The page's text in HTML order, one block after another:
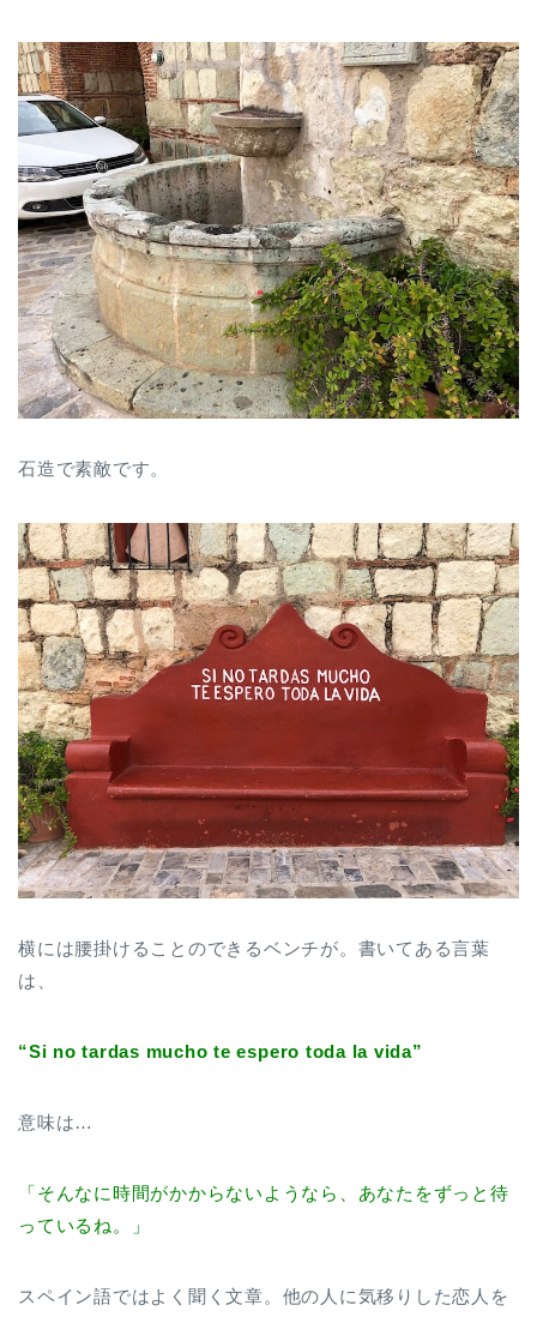
石造で素敵です。
横には腰掛けることのできるベンチが。書いてある言葉
は、
“Si no tardas mucho te espero toda la vida”
意味は…
「そんなに時間がかからないようなら、あなたをずっと待
っているね。」
スペイン語ではよく聞く文章。他の人に気移りした恋人を